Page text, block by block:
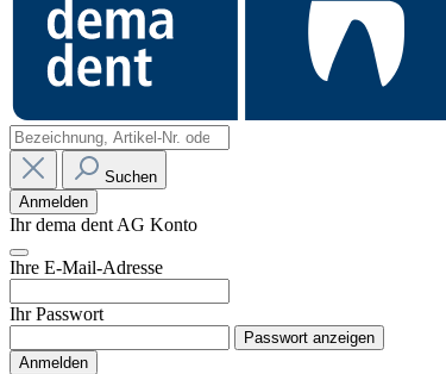
Suchen
Anmelden
Ihr dema dent AG Konto
Ihre E-Mail-Adresse
Ihr Passwort
Passwort anzeigen
Anmelden